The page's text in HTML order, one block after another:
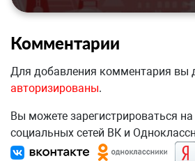
Комментарии
Для добавления комментария вы
авторизированы.
Вы можете зарегистрироваться
социальных сетей ВК и